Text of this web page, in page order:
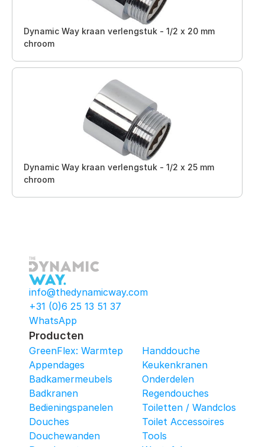
Dynamic Way kraan verlengstuk - 1/2 x 20 mm
chroom
Dynamic Way kraan verlengstuk - 1/2 x 25 mm
chroom
info@thedynamicway.com
+31 (0)6 25 13 51 37
WhatsApp
Producten
GreenFlex: Warmtepomop-Box
Appendages
Badkamermeubels
Badkranen
Bedieningspanelen
Douches
Douchewanden
Handdouche
Keukenkranen
Onderdelen
Regendouches
Toiletten / Wandcloset
Toilet Accessoires
Tools